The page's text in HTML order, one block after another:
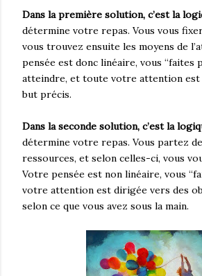
Dans la première solution, c’est la
détermine votre repas. Vous vous
vous trouvez ensuite les moyens de
pensée est donc linéaire, vous “faites
atteindre, et toute votre attention est
but précis.
Dans la seconde solution, c’est la
détermine votre repas. Vous partez
ressources, et selon celles-ci, vous
Votre pensée est non linéaire, vous
votre attention est dirigée vers des
selon ce que vous avez sous la main.